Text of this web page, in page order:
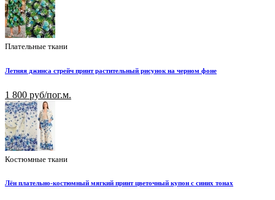
Плательные ткани
Летняя джинса стрейч принт растительный рисунок на черном фоне
1 800 руб/пог.м.
Костюмные ткани
Лён плательно-костюмный мягкий принт цветочный купон с синих тонах